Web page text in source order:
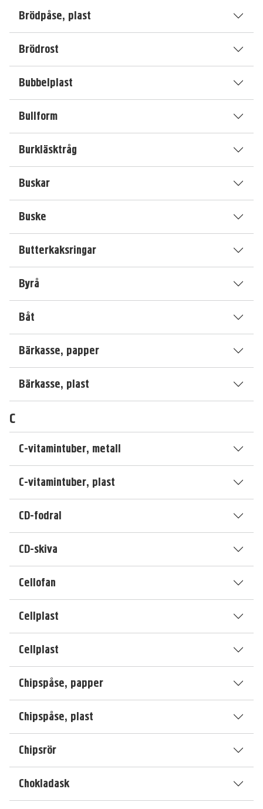
Brödpåse, plast
Brödrost
Bubbelplast
Bullform
Burkläsktråg
Buskar
Buske
Butterkaksringar
Byrå
Båt
Bärkasse, papper
Bärkasse, plast
C
C-vitamintuber, metall
C-vitamintuber, plast
CD-fodral
CD-skiva
Cellofan
Cellplast
Cellplast
Chipspåse, papper
Chipspåse, plast
Chipsrör
Chokladask